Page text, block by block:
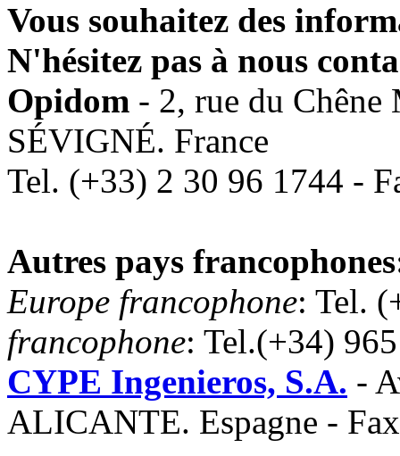
Vous souhaitez des
N'hésitez pas à nous
Opidom - 2, rue du Chêne
SÉVIGNÉ. France
Tel. (+33) 2 30 96 1744 -
Autres pays
Europe francophone: Tel.
francophone: Tel.(+34)
CYPE Ingenieros, S.A. -
ALICANTE. Espagne -